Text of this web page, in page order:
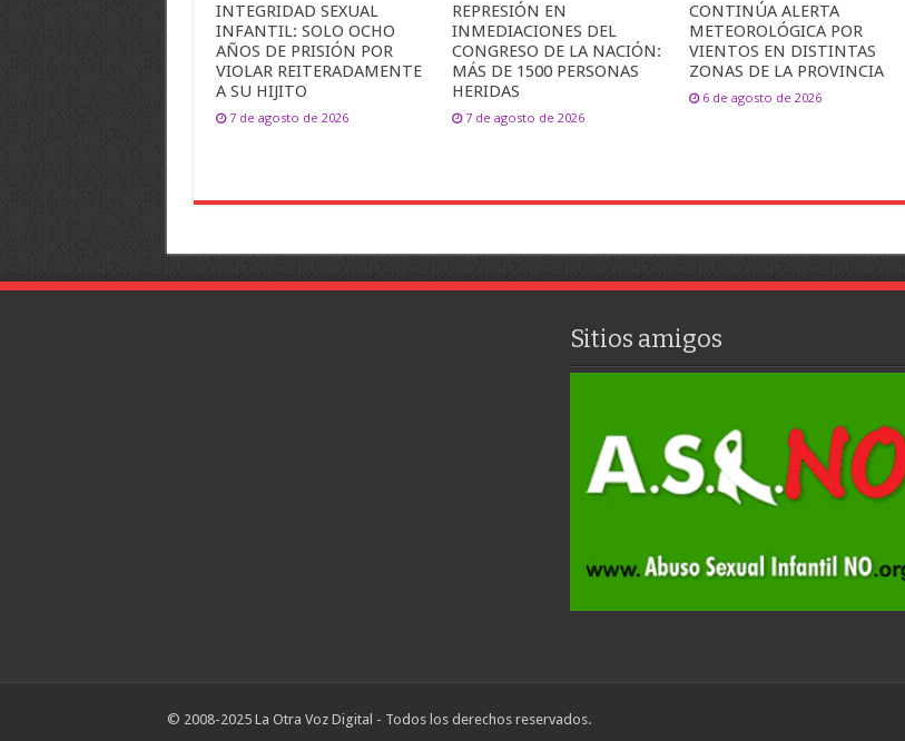
INTEGRIDAD SEXUAL
INFANTIL: SOLO OCHO
AÑOS DE PRISIÓN POR
VIOLAR REITERADAMENTE
A SU HIJITO
7 de agosto de 2026
REPRESIÓN EN
INMEDIACIONES DEL
CONGRESO DE LA NACIÓN:
MÁS DE 1500 PERSONAS
HERIDAS
7 de agosto de 2026
CONTINÚA ALERTA
METEOROLÓGICA POR
VIENTOS EN DISTINTAS
ZONAS DE LA PROVINCIA
6 de agosto de 2026
Sitios amigos
© 2008-2025 La Otra Voz Digital - Todos los derechos reservados.